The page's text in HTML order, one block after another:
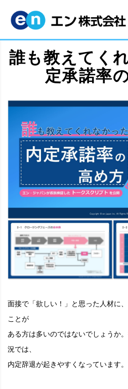
誰も教えてく
定承諾率
面接で「欲しい！」と思った人材に
ことが
ある方は多いのではないでしょうか
況では、
内定辞退が起きやすくなっています。